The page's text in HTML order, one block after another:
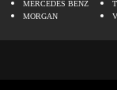
MERCEDES BENZ
MORGAN